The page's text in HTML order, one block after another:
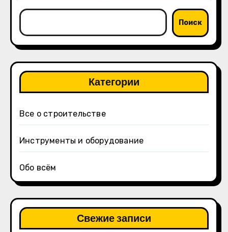
Поиск
Категории
Все о строительстве
Инструменты и оборудование
Обо всём
Свежие записи